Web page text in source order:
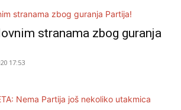
stranama zbog guranja
17:53